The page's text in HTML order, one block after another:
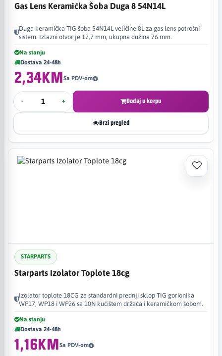
Gas Lens Keramička Šoba Duga 8 54N14L
Duga keramička TIG šoba 54N14L veličine 8L za gas lens potrošni
sistem. Izlazni otvor je 12,7 mm, ukupna dužina 76 mm.
Na stanju
Dostava 24-48h
2,34KMSa PDV-om
- + Dodaj u korpu
Brzi pregled
STARPARTS
Starparts Izolator Toplote 18cg
Izolator toplote 18CG za standardni prednji sklop TIG gorionika
WP17, WP18 i WP26 sa 10N kućištem držača i keramičkom šobom.
Na stanju
Dostava 24-48h
1,16KMSa PDV-om